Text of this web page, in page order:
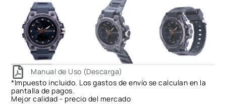
Manual de Uso (Descarga)
*Impuesto incluido. Los gastos de envío se calculan en la
pantalla de pagos.
Mejor calidad - precio del mercado